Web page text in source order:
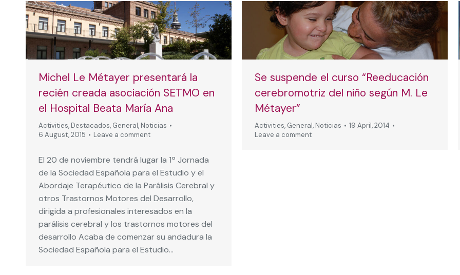
Michel Le Métayer presentará la
recién creada asociación SETMO en
el Hospital Beata María Ana
Activities, Destacados, General, Noticias
6 August, 2015
Leave a comment
El 20 de noviembre tendrá lugar la 1ª Jornada
de la Sociedad Española para el Estudio y el
Abordaje Terapéutico de la Parálisis Cerebral y
otros Trastornos Motores del Desarrollo,
dirigida a profesionales interesados en la
parálisis cerebral y los trastornos motores del
desarrollo Acaba de comenzar su andadura la
Sociedad Española para el Estudio…
Se suspende el curso “Reeducación
cerebromotriz del niño según M. Le
Métayer”
Activities, General, Noticias
19 April, 2014
Leave a comment